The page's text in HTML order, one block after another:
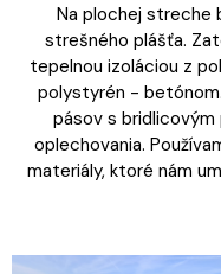
Na plochej streche
strešného plášťa.
tepelnou izoláciou z
polystyrén -
pásov s
oplechovania.
materiály, ktoré nám